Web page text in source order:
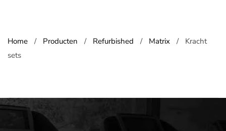
Home Producten Refurbished Matrix
Kracht
sets